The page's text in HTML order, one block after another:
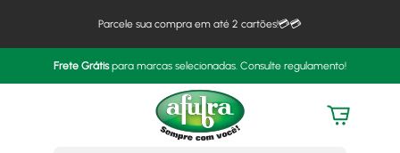
Parcele sua compra em até 2 cartões!💳💳
Frete Grátispara marcas selecionadas. Consulte regulamento!